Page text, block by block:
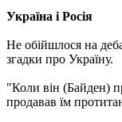
Україна і Росія
Не обійшлося на
згадки про Україну.
"Коли він (Байден)
продавав їм